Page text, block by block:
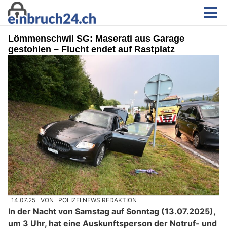
Lömmenschwil SG: Maserati aus Garage
gestohlen – Flucht endet auf Rastplatz
14.07.25 VON POLIZEI.NEWS REDAKTION
In der Nacht von Samstag auf Sonntag (13.07.2025),
um 3 Uhr, hat eine Auskunftsperson der Notruf- und